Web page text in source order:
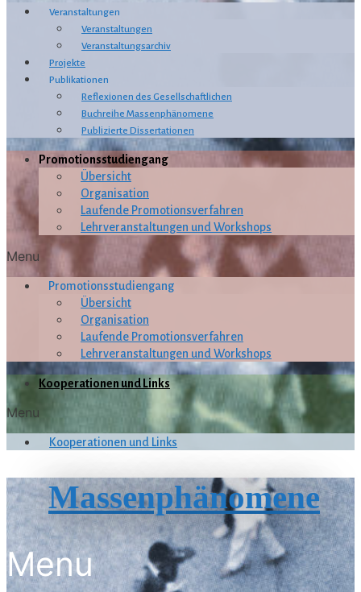
Veranstaltungen
Veranstaltungen
Veranstaltungsarchiv
Projekte
Publikationen
Reflexionen des Gesellschaftlichen
Buchreihe Massenphänomene
Publizierte Dissertationen
Promotionsstudiengang
Übersicht
Organisation
Laufende Promotionsverfahren
Lehrveranstaltungen und Workshops
Menu
Promotionsstudiengang
Übersicht
Organisation
Laufende Promotionsverfahren
Lehrveranstaltungen und Workshops
Kooperationen und Links
Menu
Kooperationen und Links
Massenphänomene
Menu